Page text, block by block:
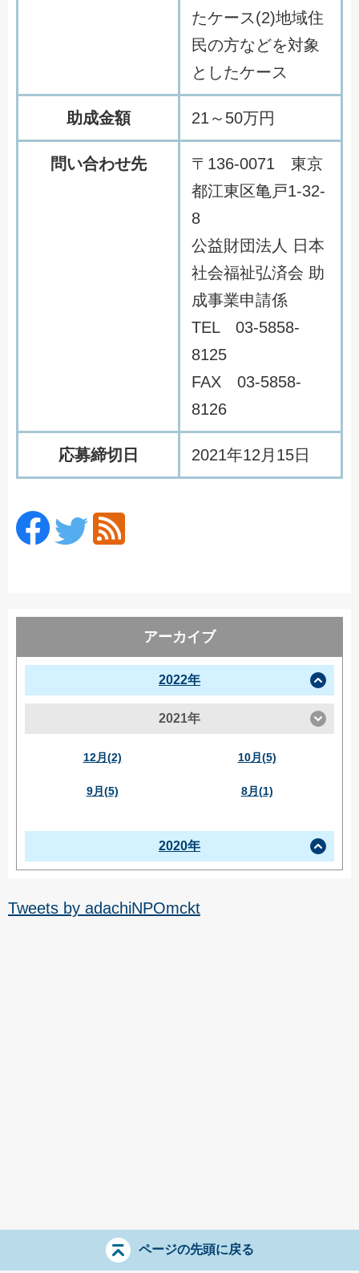
たケース(2)地域住
民の方などを対象
としたケース
助成金額 21～50万円
問い合わせ先
〒136-0071 東京
都江東区亀戸1-32-
8
公益財団法人 日本
社会福祉弘済会 助
成事業申請係
TEL 03-5858-
8125
FAX 03-5858-
8126
応募締切日 2021年12月15日
アーカイブ
2022年
2021年
12月(2) 10月(5)
9月(5) 8月(1)
2020年
Tweets by adachiNPOmckt
ページの先頭に戻る